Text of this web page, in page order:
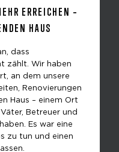
ERREICHEN –
HAUS
dass
zählt. Wir haben
an dem unsere
Renovierungen
Haus – einem Ort
Betreuer und
Es war eine
zu tun und einen